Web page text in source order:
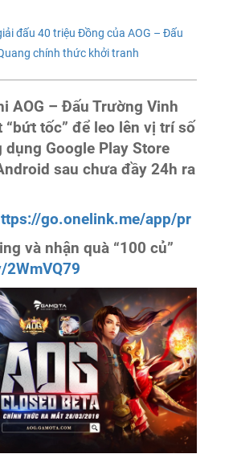
đấu 40 triệu Đồng của AOG – Đấu
chính thức khởi tranh
AOG – Đấu Trường Vinh
“bứt tốc” để leo lên vị trí số
Google Play Store
sau chưa đầy 24h ra
go.onelink.me/app/pr
và nhận quà “100 củ”